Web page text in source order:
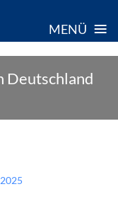
MENÜ ≡
Deutschland